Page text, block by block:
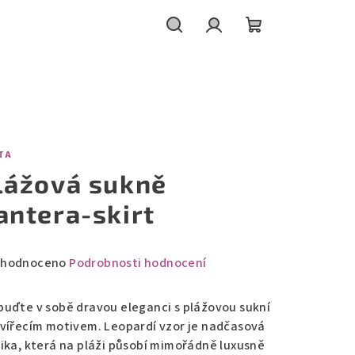
sukně
skirt
Podrobnosti hodnocení
v sobě dravou eleganci s plážovou sukní
motivem. Leopardí vzor je nadčasová
která na pláži působí mimořádně luxusně